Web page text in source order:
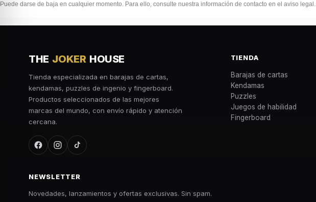
Puede darse de baja en cualquier momento. Para ello, consulte nuestra información de contacto en el aviso legal.
THE JOKER HOUSE
Tienda especializada en barajas de cartas,
kendamas, puzzles de ingenio y fingerboard.
Productos seleccionados de las mejores
marcas del mundo, con envío rápido y atención
cercana.
TIENDA
Barajas de cartas
Kendamas
Puzzles
Juegos de habilidad
Fingerboard
NEWSLETTER
Novedades, lanzamientos y ofertas exclusivas. Sin spam.